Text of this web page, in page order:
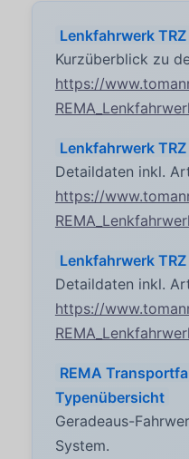
Lenkfahrwerk
Kurzüberblick zu
https://
Lenkfahrwerk
Detaildaten inkl.
https://
Lenkfahrwerk
Detaildaten inkl.
https://
REMA
Typenübersicht
Geradeaus-
System.